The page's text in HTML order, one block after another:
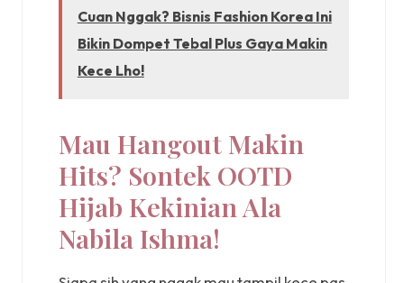
Cuan Nggak? Bisnis Fashion Korea Ini
Bikin Dompet Tebal Plus Gaya Makin
Kece Lho!
Mau Hangout Makin
Hits? Sontek OOTD
Hijab Kekinian Ala
Nabila Ishma!